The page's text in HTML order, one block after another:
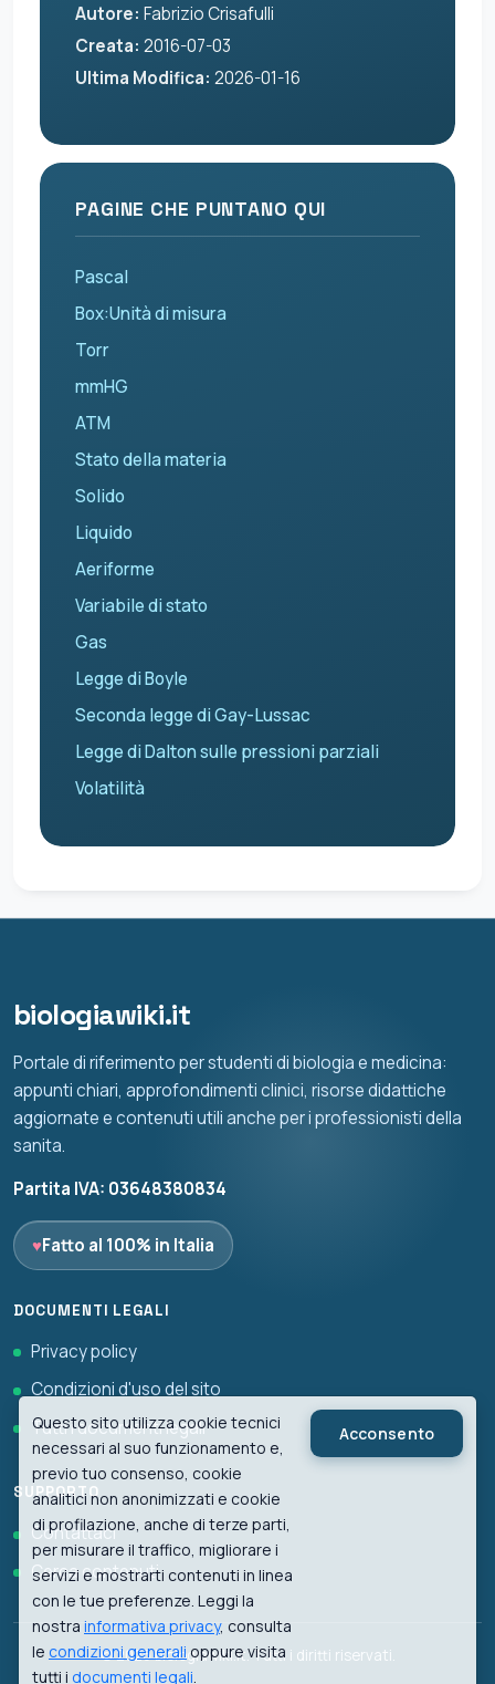
Autore: Fabrizio Crisafulli
Creata: 2016-07-03
Ultima Modifica: 2026-01-16
PAGINE CHE PUNTANO QUI
Pascal
Box:Unità di misura
Torr
mmHG
ATM
Stato della materia
Solido
Liquido
Aeriforme
Variabile di stato
Gas
Legge di Boyle
Seconda legge di Gay-Lussac
Legge di Dalton sulle pressioni parziali
Volatilità
biologiawiki.it
Portale di riferimento per studenti di biologia e medicina:
appunti chiari, approfondimenti clinici, risorse didattiche
aggiornate e contenuti utili anche per i professionisti della
sanita.
Partita IVA: 03648380834
♥Fatto al 100% in Italia
DOCUMENTI LEGALI
Privacy policy
Condizioni d'uso del sito
Tutti i documenti legali
SUPPORTO
Contattaci
Cerca contenuti
© 2026 biologiawiki.it. Tutti i diritti riservati.
Questo sito utilizza cookie tecnici
necessari al suo funzionamento e,
previo tuo consenso, cookie
analitici non anonimizzati e cookie
di profilazione, anche di terze parti,
per misurare il traffico, migliorare i
servizi e mostrarti contenuti in linea
con le tue preferenze. Leggi la
nostra informativa privacy, consulta
le condizioni generalioppure visita
tutti i documenti legali.
Acconsento